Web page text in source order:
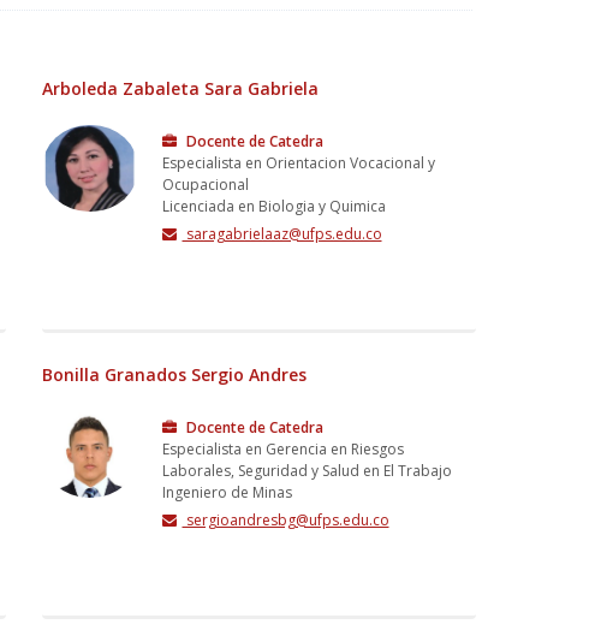
Arboleda Zabaleta Sara Gabriela
Docente de Catedra
Especialista en Orientacion Vocacional y
Ocupacional
Licenciada en Biologia y Quimica
saragabrielaaz@ufps.edu.co
Bonilla Granados Sergio Andres
Docente de Catedra
Especialista en Gerencia en Riesgos
Laborales, Seguridad y Salud en El Trabajo
Ingeniero de Minas
sergioandresbg@ufps.edu.co